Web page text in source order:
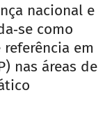
nacional e
como
em
nas áreas de